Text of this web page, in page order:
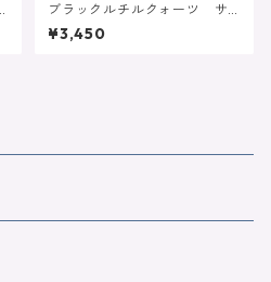
ブラックルチルクォーツ サ
ージカルステンレス刻印あり
（ピアス/イヤリング対応）
¥3,450